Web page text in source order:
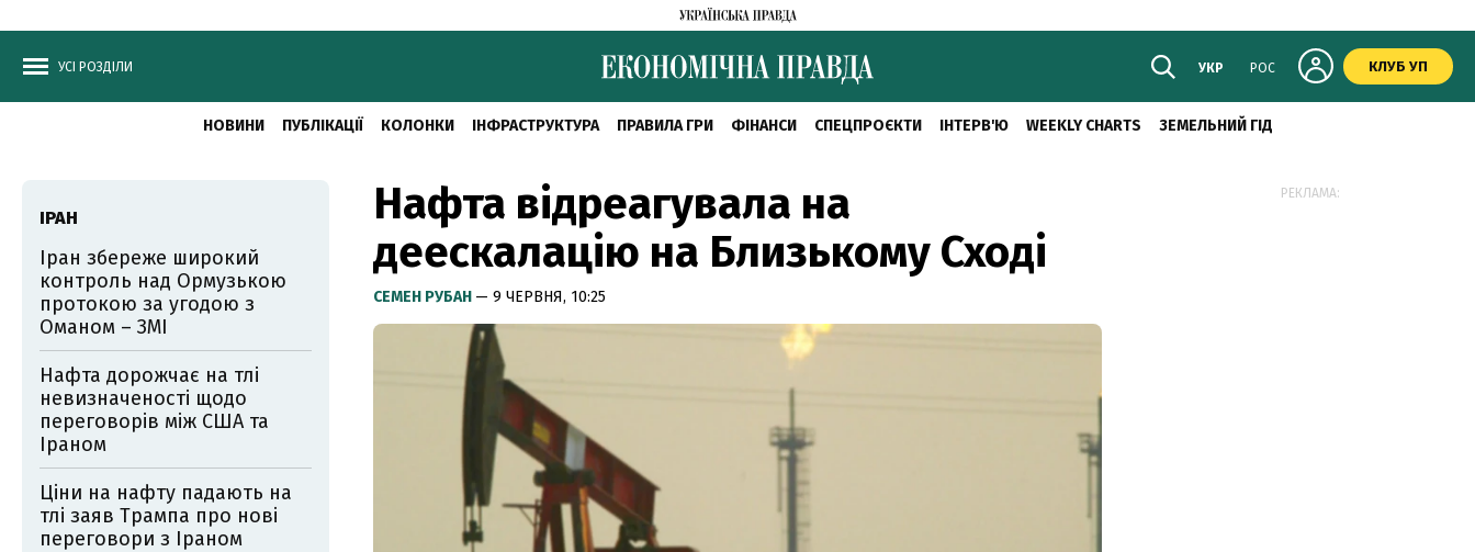
УСІ РОЗДІЛИ УКР РОС КЛУБ УП
НОВИНИ ПУБЛІКАЦІЇ КОЛОНКИ ІНФРАСТРУКТУРА ПРАВИЛА ГРИ ФІНАНСИ СПЕЦПРОЄКТИ ІНТЕРВ'Ю WEEKLY CHARTS ЗЕМЕЛЬНИЙ ГІД
Нафта відреагувала на
деескалацію на Близькому Сході
СЕМЕН РУБАН — 9 ЧЕРВНЯ, 10:25
ІРАН
Іран збереже широкий
контроль над Ормузькою
протокою за угодою з
Оманом – ЗМІ
Нафта дорожчає на тлі
невизначеності щодо
переговорів між США та
Іраном
Ціни на нафту падають на
тлі заяв Трампа про нові
переговори з Іраном
РЕКЛАМА: